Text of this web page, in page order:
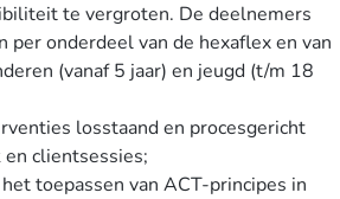
te vergroten. De deelnemers
onderdeel van de hexaflex en van
(vanaf 5 jaar) en jeugd (t/m 18
losstaand en procesgericht
clientsessies;
toepassen van ACT-principes in